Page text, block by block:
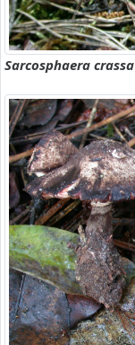
Sarcosphaera crassa